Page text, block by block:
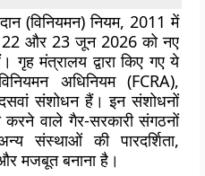
(विनियमन) नियम, 2011 में
22 और 23 जून 2026 को नए
गृह मंत्रालय द्वारा किए गए ये
अधिनियम (FCRA),
संशोधन हैं। इन संशोधनों
करने वाले गैर-सरकारी संगठनों
संस्थाओं की पारदर्शिता,
मजबूत बनाना है।